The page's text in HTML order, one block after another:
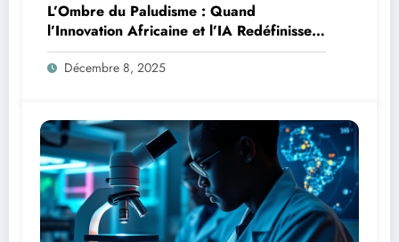
L’Ombre du Paludisme : Quand
l’Innovation Africaine et l’IA Redéfinissent
la Lutte
Décembre 8, 2025